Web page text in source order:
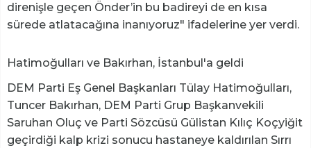
direnişle geçen Önder’in bu badireyi de en kısa
sürede atlatacağına inanıyoruz" ifadelerine yer verdi.
Hatimoğulları ve Bakırhan, İstanbul'a geldi
DEM Parti Eş Genel Başkanları Tülay Hatimoğulları,
Tuncer Bakırhan, DEM Parti Grup Başkanvekili
Saruhan Oluç ve Parti Sözcüsü Gülistan Kılıç Koçyiğit
geçirdiği kalp krizi sonucu hastaneye kaldırılan Sırrı